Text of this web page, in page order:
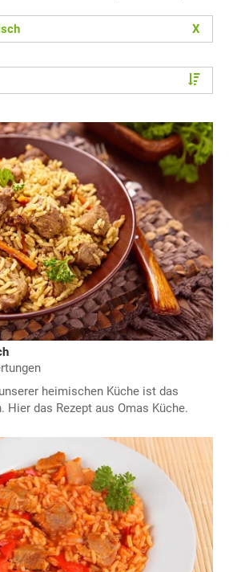
X
heimischen Küche ist das
Hier das Rezept aus Omas Küche.